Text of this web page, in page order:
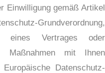
Einwilligung gemäß Artikel
Grundverordnung,
Vertrages oder
Maßnahmen mit Ihnen
Datenschutz-